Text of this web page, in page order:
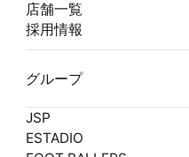
店舗一覧
採用情報
グループ
JSP
ESTADIO